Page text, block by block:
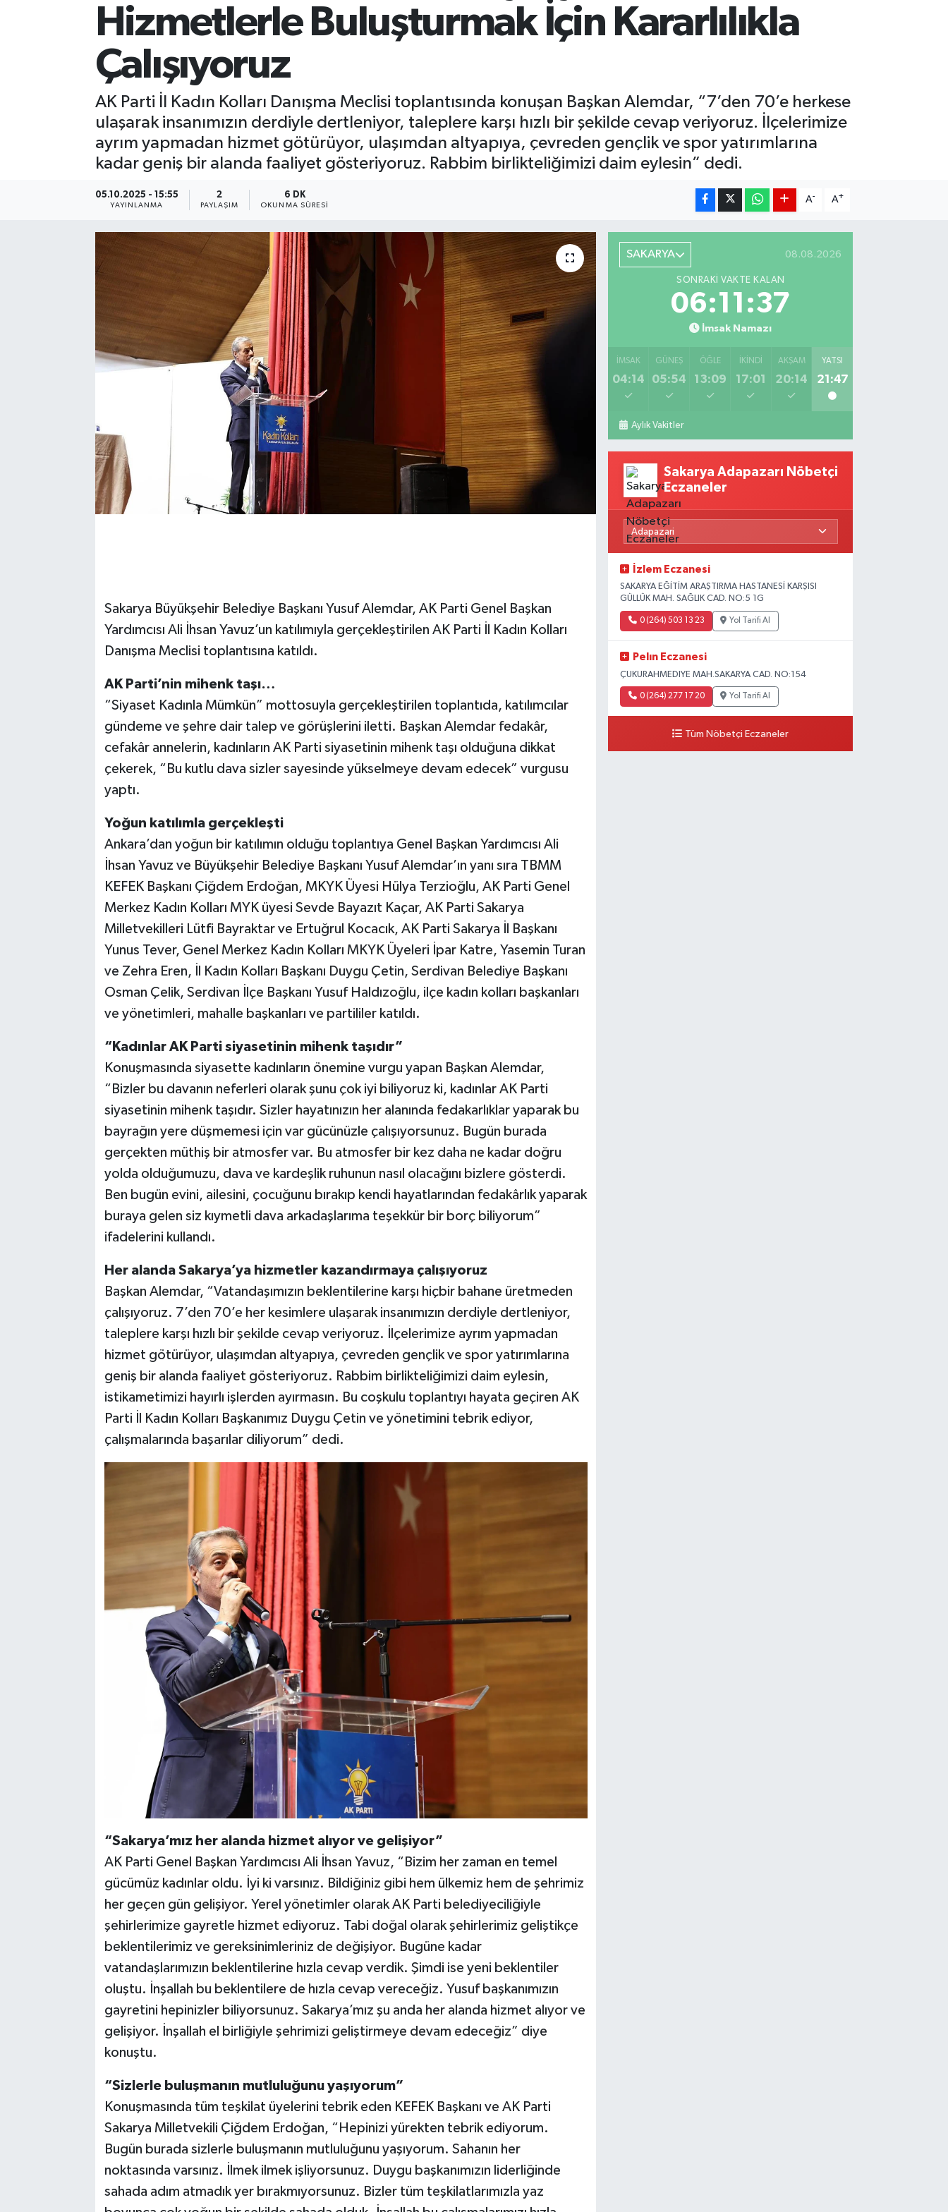
Hizmetlerle Buluşturmak İçin Kararlılıkla
Çalışıyoruz
AK Parti İl Kadın Kolları Danışma Meclisi toplantısında konuşan Başkan Alemdar, “7’den 70’e herkese
ulaşarak insanımızın derdiyle dertleniyor, taleplere karşı hızlı bir şekilde cevap veriyoruz. İlçelerimize
ayrım yapmadan hizmet götürüyor, ulaşımdan altyapıya, çevreden gençlik ve spor yatırımlarına
kadar geniş bir alanda faaliyet gösteriyoruz. Rabbim birlikteliğimizi daim eylesin” dedi.
05.10.2025 - 15:55
YAYINLANMA
2
PAYLAŞIM
6 DK
OKUNMA SÜRESI
A- A+
Sakarya Büyükşehir Belediye Başkanı Yusuf Alemdar, AK Parti Genel Başkan
Yardımcısı Ali İhsan Yavuz’un katılımıyla gerçekleştirilen AK Parti İl Kadın Kolları
Danışma Meclisi toplantısına katıldı.
AK Parti’nin mihenk taşı…
“Siyaset Kadınla Mümkün” mottosuyla gerçekleştirilen toplantıda, katılımcılar
gündeme ve şehre dair talep ve görüşlerini iletti. Başkan Alemdar fedakâr,
cefakâr annelerin, kadınların AK Parti siyasetinin mihenk taşı olduğuna dikkat
çekerek, “Bu kutlu dava sizler sayesinde yükselmeye devam edecek” vurgusu
yaptı.
Yoğun katılımla gerçekleşti
Ankara’dan yoğun bir katılımın olduğu toplantıya Genel Başkan Yardımcısı Ali
İhsan Yavuz ve Büyükşehir Belediye Başkanı Yusuf Alemdar’ın yanı sıra TBMM
KEFEK Başkanı Çiğdem Erdoğan, MKYK Üyesi Hülya Terzioğlu, AK Parti Genel
Merkez Kadın Kolları MYK üyesi Sevde Bayazıt Kaçar, AK Parti Sakarya
Milletvekilleri Lütfi Bayraktar ve Ertuğrul Kocacık, AK Parti Sakarya İl Başkanı
Yunus Tever, Genel Merkez Kadın Kolları MKYK Üyeleri İpar Katre, Yasemin Turan
ve Zehra Eren, İl Kadın Kolları Başkanı Duygu Çetin, Serdivan Belediye Başkanı
Osman Çelik, Serdivan İlçe Başkanı Yusuf Haldızoğlu, ilçe kadın kolları başkanları
ve yönetimleri, mahalle başkanları ve partililer katıldı.
“Kadınlar AK Parti siyasetinin mihenk taşıdır”
Konuşmasında siyasette kadınların önemine vurgu yapan Başkan Alemdar,
“Bizler bu davanın neferleri olarak şunu çok iyi biliyoruz ki, kadınlar AK Parti
siyasetinin mihenk taşıdır. Sizler hayatınızın her alanında fedakarlıklar yaparak bu
bayrağın yere düşmemesi için var gücünüzle çalışıyorsunuz. Bugün burada
gerçekten müthiş bir atmosfer var. Bu atmosfer bir kez daha ne kadar doğru
yolda olduğumuzu, dava ve kardeşlik ruhunun nasıl olacağını bizlere gösterdi.
Ben bugün evini, ailesini, çocuğunu bırakıp kendi hayatlarından fedakârlık yaparak
buraya gelen siz kıymetli dava arkadaşlarıma teşekkür bir borç biliyorum”
ifadelerini kullandı.
Her alanda Sakarya’ya hizmetler kazandırmaya çalışıyoruz
Başkan Alemdar, “Vatandaşımızın beklentilerine karşı hiçbir bahane üretmeden
çalışıyoruz. 7’den 70’e her kesimlere ulaşarak insanımızın derdiyle dertleniyor,
taleplere karşı hızlı bir şekilde cevap veriyoruz. İlçelerimize ayrım yapmadan
hizmet götürüyor, ulaşımdan altyapıya, çevreden gençlik ve spor yatırımlarına
geniş bir alanda faaliyet gösteriyoruz. Rabbim birlikteliğimizi daim eylesin,
istikametimizi hayırlı işlerden ayırmasın. Bu coşkulu toplantıyı hayata geçiren AK
Parti İl Kadın Kolları Başkanımız Duygu Çetin ve yönetimini tebrik ediyor,
çalışmalarında başarılar diliyorum” dedi.
“Sakarya’mız her alanda hizmet alıyor ve gelişiyor”
AK Parti Genel Başkan Yardımcısı Ali İhsan Yavuz, “Bizim her zaman en temel
gücümüz kadınlar oldu. İyi ki varsınız. Bildiğiniz gibi hem ülkemiz hem de şehrimiz
her geçen gün gelişiyor. Yerel yönetimler olarak AK Parti belediyeciliğiyle
şehirlerimize gayretle hizmet ediyoruz. Tabi doğal olarak şehirlerimiz geliştikçe
beklentilerimiz ve gereksinimleriniz de değişiyor. Bugüne kadar
vatandaşlarımızın beklentilerine hızla cevap verdik. Şimdi ise yeni beklentiler
oluştu. İnşallah bu beklentilere de hızla cevap vereceğiz. Yusuf başkanımızın
gayretini hepinizler biliyorsunuz. Sakarya’mız şu anda her alanda hizmet alıyor ve
gelişiyor. İnşallah el birliğiyle şehrimizi geliştirmeye devam edeceğiz” diye
konuştu.
“Sizlerle buluşmanın mutluluğunu yaşıyorum”
Konuşmasında tüm teşkilat üyelerini tebrik eden KEFEK Başkanı ve AK Parti
Sakarya Milletvekili Çiğdem Erdoğan, “Hepinizi yürekten tebrik ediyorum.
Bugün burada sizlerle buluşmanın mutluluğunu yaşıyorum. Sahanın her
noktasında varsınız. İlmek ilmek işliyorsunuz. Duygu başkanımızın liderliğinde
sahada adım atmadık yer bırakmıyorsunuz. Bizler tüm teşkilatlarımızla yaz
SAKARYA 08.08.2026
SONRAKI VAKTE KALAN
06:11:36
İmsak Namazı
İMSAK
04:14
GÜNEŞ
05:54
ÖĞLE
13:09
İKINDI
17:01
AKŞAM
20:14
YATSI
21:47
Aylık Vakitler
Sakarya Adapazarı Nöbetçi
Eczaneler
İzlem Eczanesi
SAKARYA EĞİTİM ARAŞTIRMA HASTANESİ KARŞISI
GÜLLÜK MAH. SAĞLIK CAD. NO:5 1G
0 (264) 503 13 23 Yol Tarifi Al
Pelın Eczanesi
ÇUKURAHMEDIYE MAH.SAKARYA CAD. NO:154
0 (264) 277 17 20 Yol Tarifi Al
Tüm Nöbetçi Eczaneler